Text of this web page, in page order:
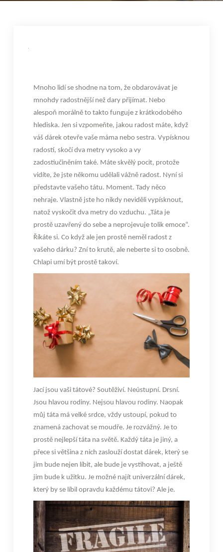
Mnoho lidí se shodne na tom, že obdarovávat je
mnohdy radostnější než dary přijímat. Nebo
alespoň morálně to takto funguje z krátkodobého
hlediska. Jen si vzpomeňte, jakou radost máte, když
váš dárek otevře vaše máma nebo sestra. Vypísknou
radostí, skočí dva metry vysoko a vy
zadostiučiněním také. Máte skvělý pocit, protože
vidíte, že jste někomu udělali vážně radost. Nyní si
představte vašeho tátu. Moment. Tady něco
nehraje. Vlastně jste ho nikdy neviděli vypísknout,
natož vyskočit dva metry do vzduchu. „Táta je
prostě uzavřený do sebe a neprojevuje tolik emoce“.
Říkáte si. Co když ale jen prostě neměl radost z
vašeho dárku? Zní to krutě, ale neberte si to osobně.
Chlapi umí být prostě takoví.
Jací jsou vaši tátové? Soutěživí. Neústupní. Drsní.
Jsou hlavou rodiny. Nejsou hlavou rodiny. Naopak
můj táta má velké srdce, vždy ustoupí, pokud to
znamená zachovat se moudře. Je rozvážný. Je to
prostě nejlepší táta na světě. Každý táta je jiný, a
přece si většina z nich zaslouží dostat dárek, který se
jim bude nejen líbit, ale bude je vystihovat, a ještě
jim bude k užitku. Je možné najít univerzální dárek,
který by se líbil opravdu každému tátovi? Ale je.